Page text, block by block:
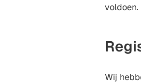
voldoen.
Wij